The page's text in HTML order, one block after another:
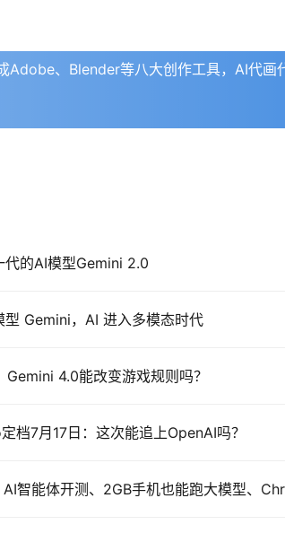
Adobe、Blender等八大创作工具，AI代画
代的AI模型Gemini 2.0
Gemini，AI 进入多模态时代
4.0能改变游戏规则吗？
档7月17日：这次能追上OpenAI吗？